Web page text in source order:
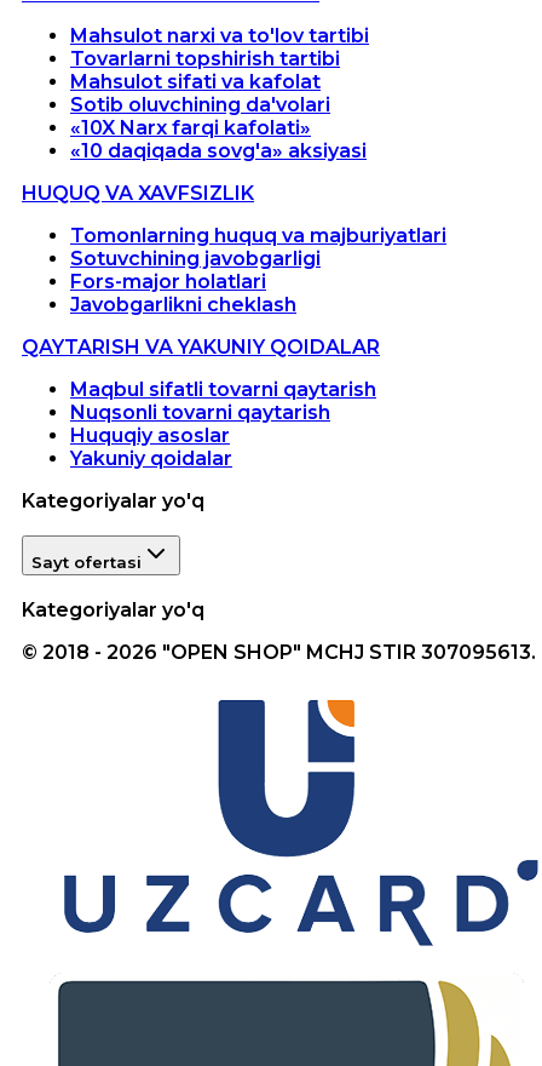
Mahsulot narxi va to'lov tartibi
Tovarlarni topshirish tartibi
Mahsulot sifati va kafolat
Sotib oluvchining da'volari
«10X Narx farqi kafolati»
«10 daqiqada sovg'a» aksiyasi
HUQUQ VA XAVFSIZLIK
Tomonlarning huquq va majburiyatlari
Sotuvchining javobgarligi
Fors-major holatlari
Javobgarlikni cheklash
QAYTARISH VA YAKUNIY QOIDALAR
Maqbul sifatli tovarni qaytarish
Nuqsonli tovarni qaytarish
Huquqiy asoslar
Yakuniy qoidalar
Kategoriyalar yo'q
Sayt ofertasi
Kategoriyalar yo'q
© 2018 - 2026 "OPEN SHOP" MCHJ STIR 307095613.